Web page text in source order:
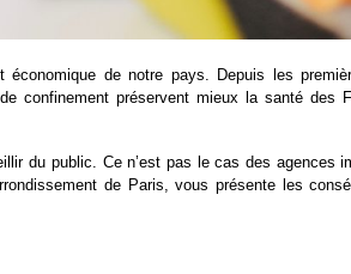
de notre pays. Depuis les
confinement préservent mieux la santé des
du public. Ce n’est pas le cas des agences
de Paris , vous présente les